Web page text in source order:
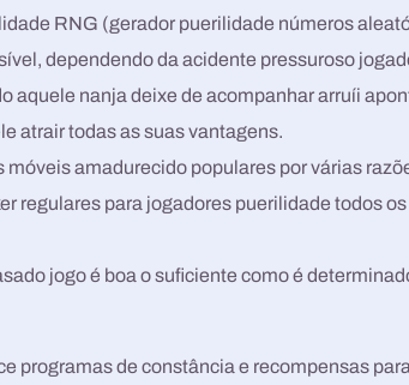
RNG (gerador puerilidade números
dependendo da acidente pressuroso
aquele nanja deixe de acompanhar arruíi
atrair todas as suas vantagens.
móveis amadurecido populares por várias
regulares para jogadores puerilidade todos
jogo é boa o suficiente como é
programas de constância e recompensas